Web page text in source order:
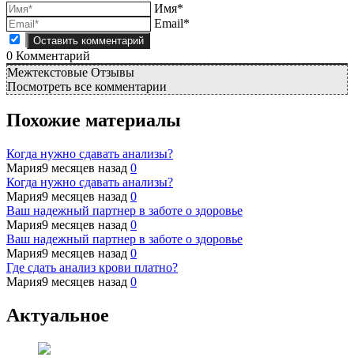
Имя*
Email*
0 Комментарий
Межтекстовые Отзывы
Посмотреть все комментарии
Похожие материалы
Когда нужно сдавать анализы?
Мария9 месяцев назад 0
Когда нужно сдавать анализы?
Мария9 месяцев назад 0
Ваш надежный партнер в заботе о здоровье
Мария9 месяцев назад 0
Ваш надежный партнер в заботе о здоровье
Мария9 месяцев назад 0
Где сдать анализ крови платно?
Мария9 месяцев назад 0
Актуальное